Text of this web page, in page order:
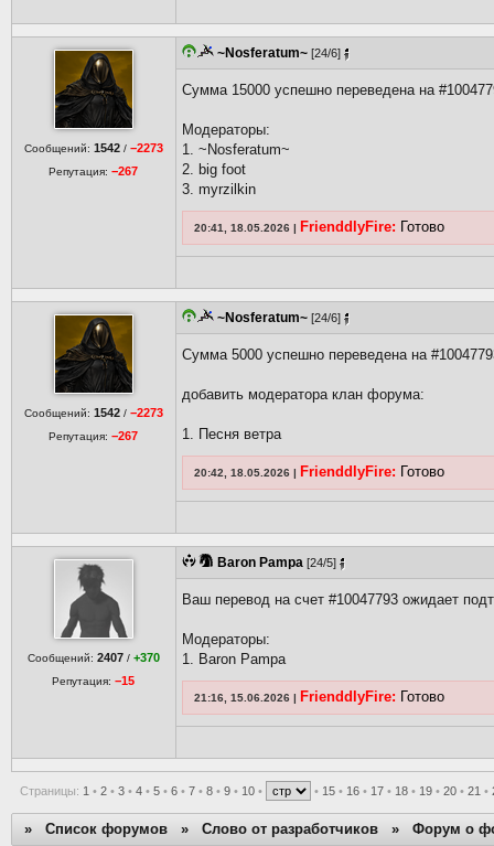
Сообщений: 1542 / −2273
Репутация:−267
~Nosferatum~ [24/6]
Сумма 15000 успешно переведена на
Модераторы:
1. ~Nosferatum~
2. big foot
3. myrzilkin
20:41, 18.05.2026 | FrienddlyFire: Готово
Сообщений: 1542 / −2273
Репутация:−267
~Nosferatum~ [24/6]
Сумма 5000 успешно переведена на
добавить модератора клан форума:
1. Песня ветра
20:42, 18.05.2026 | FrienddlyFire: Готово
Сообщений: 2407 / +370
Репутация:−15
Baron Pampa [24/5]
Ваш перевод на счет #10047793 ожидает
Модераторы:
1. Baron Pampa
21:16, 15.06.2026 | FrienddlyFire: Готово
Страницы: 1 • 2 • 3 • 4 • 5 • 6 • 7 • 8 • 9 • 10 • • 15 • 16 • 17 • 18 • 19 • 20 • 21 •
» Список форумов » Слово от разработчиков » Форум о